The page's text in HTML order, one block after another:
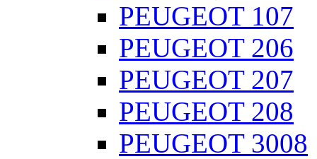
PEUGEOT 107
PEUGEOT 206
PEUGEOT 207
PEUGEOT 208
PEUGEOT 3008